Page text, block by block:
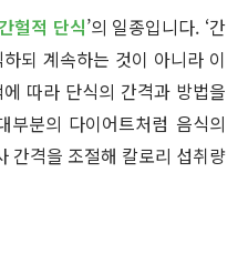
헐적 단식’의 일종입니다. ‘간
되 계속하는 것이 아니라 이
따라 단식의 간격과 방법을
분의 다이어트처럼 음식의
간격을 조절해 칼로리 섭취량